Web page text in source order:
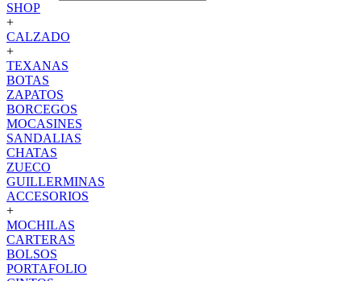
SHOP
+
CALZADO
+
TEXANAS
BOTAS
ZAPATOS
BORCEGOS
MOCASINES
SANDALIAS
CHATAS
ZUECO
GUILLERMINAS
ACCESORIOS
+
MOCHILAS
CARTERAS
BOLSOS
PORTAFOLIO